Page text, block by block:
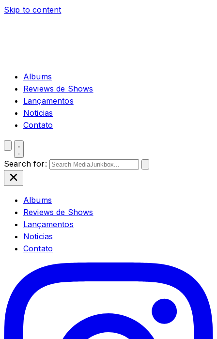
Skip to content
Albums
Reviews de Shows
Lançamentos
Noticias
Contato
Search for:
Albums
Reviews de Shows
Lançamentos
Noticias
Contato